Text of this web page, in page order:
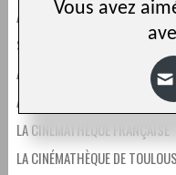
ASSOCIATION FRANÇAISE DES
SYNDICAT DES CINÉMAS D’ART,
ASSOCIATION DES
AGENCE POUR LE
LA CINÉMATHÈQUE FRANÇAISE
LA CINÉMATHÈQUE DE
Vous avez